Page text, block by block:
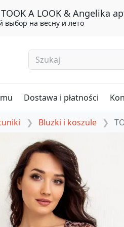
A LOOK & Angelika
выбор на весну и лето
Dostawa i płatności
Bluzki i koszule